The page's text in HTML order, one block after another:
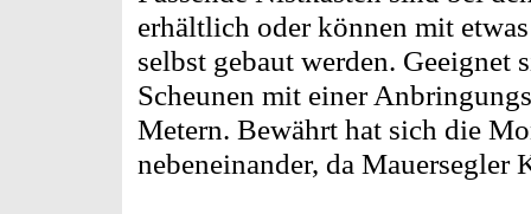
erhältlich oder können mit
selbst gebaut werden. Geeignet
Scheunen mit einer
Metern. Bewährt hat sich die
nebeneinander, da Mauersegler